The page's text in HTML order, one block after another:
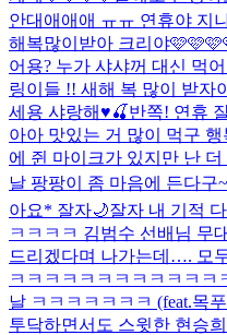
안대애애애 ㅠㅠ 연휴야 지
해복많이받아 크리야
어용? 누가 샤샤꺼 대신 먹
링이들 !! 새해 복 많이 받자
세용 샤랑해♥️🍒 반쪽! 연휴
아아 맛있는 거 많이 먹구
에 쥔 마이크가 있지만 난
날 팡팡이 좀 마음에 든다
아요* 잘자🌙잘자 내 기적
ㅋㅋㅋㅋ 김범수 선배님 무
드리겠다며 나가는데…. 모
ㅋㅋㅋㅋㅋㅋㅋㅋㅋㅋㅋㅋ
날 ㅋㅋㅋㅋㅋㅋㅋ (feat.목
투닥하면서도 스윗한 현승